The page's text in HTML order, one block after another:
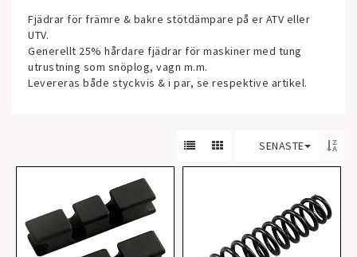
Fjädrar för främre & bakre stötdämpare på er ATV eller
UTV.
Generellt 25% hårdare fjädrar för maskiner med tung
utrustning som snöplog, vagn m.m.
Levereras både styckvis & i par, se respektive artikel.
SENASTE